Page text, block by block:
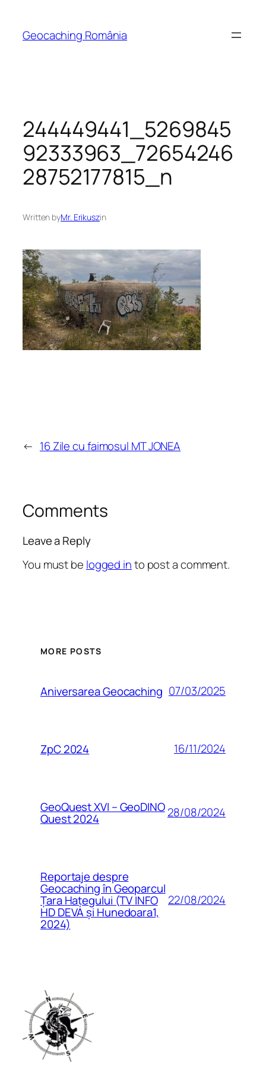
content
Geocaching România
244449441_5269845
92333963_72654246
28752177815_n
Written byMr. Erikuszin
← 16 Zile cu faimosul MT JONEA
Comments
Leave a Reply
You must be logged into post a comment.
MORE POSTS
Aniversarea Geocaching 07/03/2025
ZpC 2024 16/11/2024
GeoQuest XVI – GeoDINO
Quest 2024 28/08/2024
Reportaje despre
Geocaching în Geoparcul
Țara Hațegului (TV INFO
HD DEVA și Hunedoara1,
2024)
22/08/2024